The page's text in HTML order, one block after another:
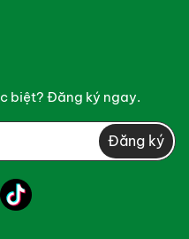
biệt? Đăng ký ngay.
Đăng ký